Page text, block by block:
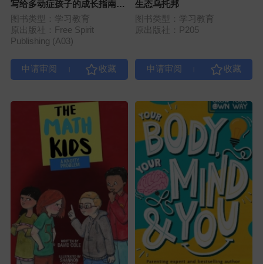
写给多动症孩子的成长指南
（第3版）
图书类型：学习教育
原出版社：Free Spirit
Publishing (A03)
生态乌托邦
图书类型：学习教育
原出版社：P205